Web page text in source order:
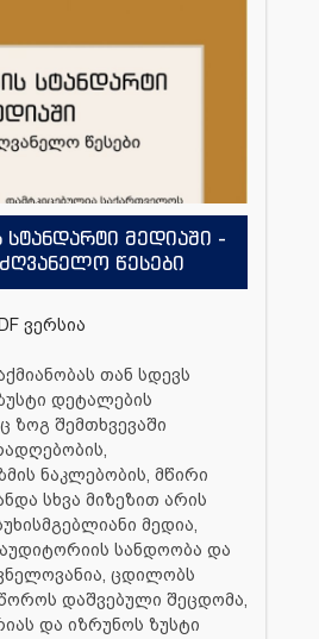
სტანდარტი მედიაში -
წესები
ვერსია
თან სდევს
დეტალების
ზოგ შემთხვევაში
ნაკლებობის, მწირი
სხვა მიზეზით არის
მედია,
სანდოობა და
ცდილობს
დაშვებული შეცდომა,
და იზრუნოს ზუსტი